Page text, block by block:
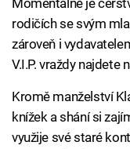
Momentálně je
rodičích se svým
zároveň i
V.I.P. vraždy najdete
Kromě manželství
knížek a shání si
využije své staré